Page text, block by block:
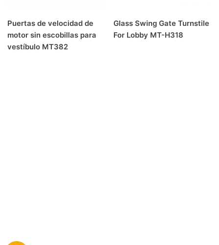
Puertas de velocidad de
motor sin escobillas para
vestíbulo MT382
Glass Swing Gate Turnstile
For Lobby MT-H318